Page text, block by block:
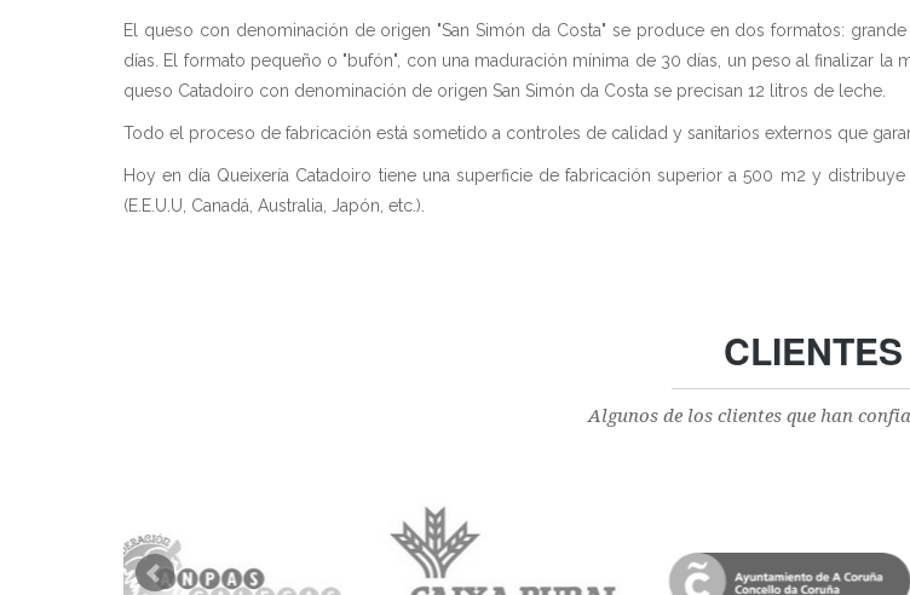
El queso con denominación de origen "San Simón da Costa" se produce en dos formatos:
días. El formato pequeño o "bufón", con una maduración mínima de 30 días, un peso al finalizar la
queso Catadoiro con denominación de origen San Simón da Costa se precisan 12 litros de leche.
Todo el proceso de fabricación está sometido a controles de calidad y sanitarios externos que
Hoy en día Queixería Catadoiro tiene una superficie de fabricación superior a 500 m2 y
(E.E.U.U, Canadá, Australia, Japón, etc.).
CLIENTES
Algunos de los clientes que han